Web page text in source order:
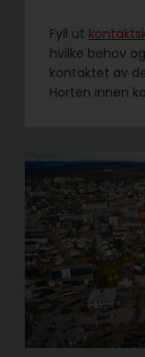
Fyll ut
hvilke behov
kontaktet av
Horten innen